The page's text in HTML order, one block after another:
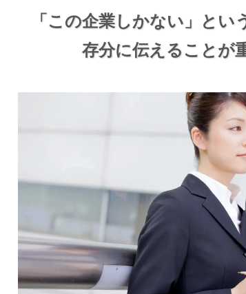
「この企業しかない」とい
存分に伝えることが